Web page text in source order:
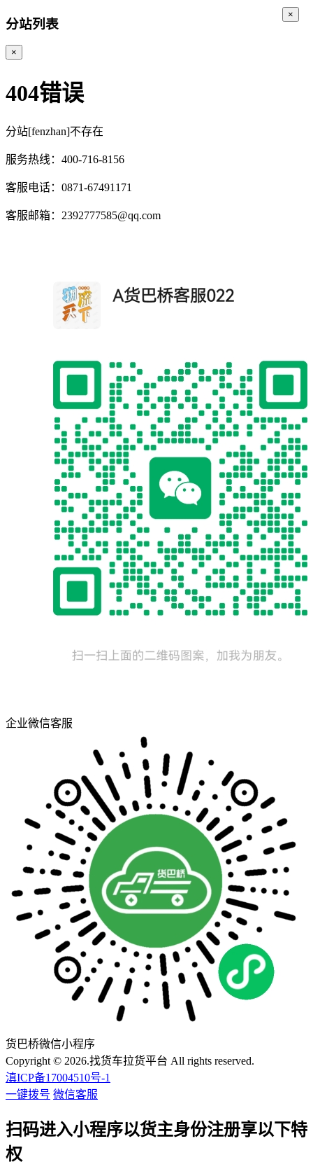
分站列表
×
404错误
分站[fenzhan]不存在
服务热线：400-716-8156
客服电话：0871-67491171
客服邮箱：2392777585@qq.com
企业微信客服
货巴桥微信小程序
Copyright © 2026.找货车拉货平台 All rights reserved.
滇ICP备17004510号-1
一键拨号 微信客服
扫码进入小程序以货主身份注册享以下特
权
×